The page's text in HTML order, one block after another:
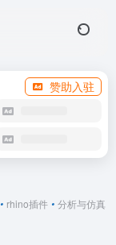
赞助入驻
• rhino插件 • 分析与仿真